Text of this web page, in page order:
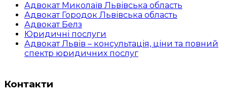
Адвокат Миколаїв Львівська область
Адвокат Городок Львівська область
Адвокат Белз
Юридичні послуги
Адвокат Львів – консультація, ціни та повний
спектр юридичних послуг
Контакти